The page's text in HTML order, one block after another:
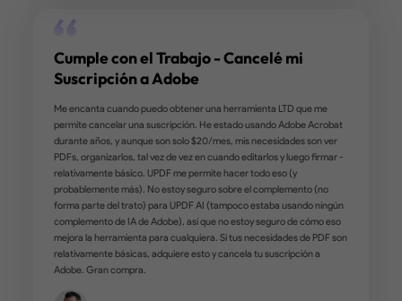
A un Precio Asequible
Encuentro que UPDF es una alternativa increíble a Adobe, con
opciones tanto para una licencia de por vida como para una
suscripción anual. También hay una función de IA opcional que
puede adquirir, que ofrece un soporte fantástico y
que ahorran tiempo. En conjunto, es una inversión que vale la
un precio asequible. La versión gratuita es tan útil como otros
de PDF gratuitos disponibles, es solo cuestión de preferencia y
características específicas disponibles. ¡Recomiendo mucho